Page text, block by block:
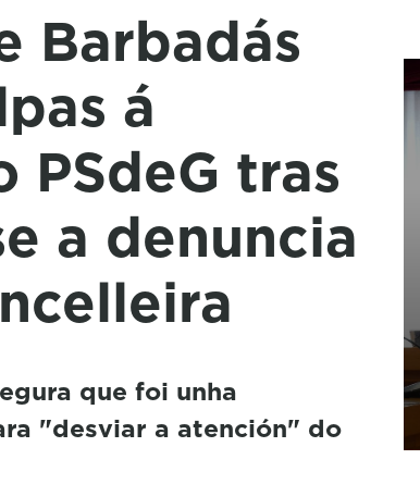
Barbadás
á
PSdeG tras
a denuncia
que foi unha
"desviar a atención" do